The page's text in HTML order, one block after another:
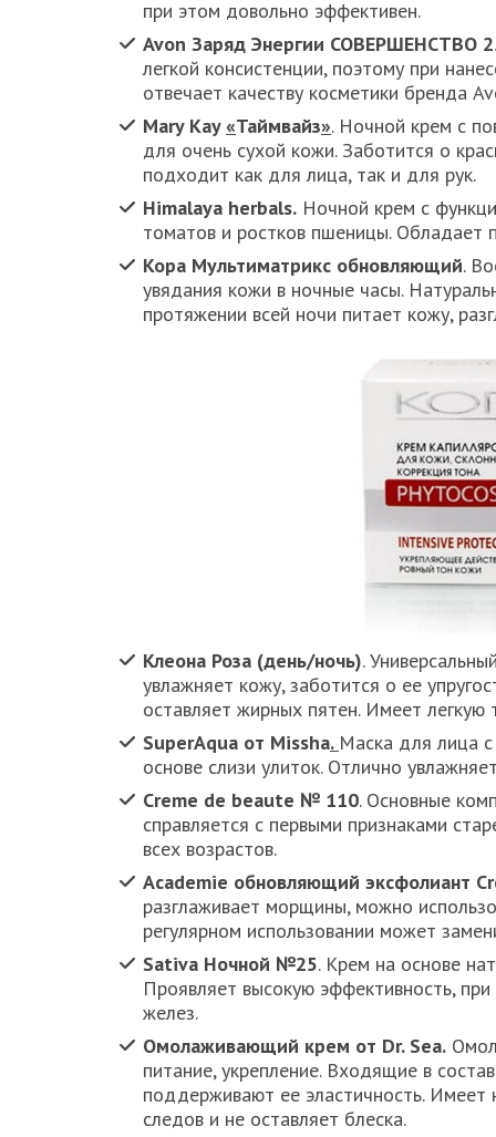
при этом довольно эффективен.
Avon Заряд Энергии СОВЕРШЕНСТВО
легкой консистенции, поэтому при
отвечает качеству косметики бренда
Mary Kay«Таймвайз». Ночной крем с
для очень сухой кожи. Заботится о
подходит как для лица, так и для рук.
Himalaya herbals. Ночной крем с
томатов и ростков пшеницы. Обладает
Кора Мультиматрикс обновляющий.
увядания кожи в ночные часы.
протяжении всей ночи питает кожу,
Клеона Роза (день/ночь).
увлажняет кожу, заботится о ее
оставляет жирных пятен. Имеет легкую
SuperAqua от Missha. Маска для лица
основе слизи улиток. Отлично
Creme de beaute № 110. Основные
справляется с первыми признаками
всех возрастов.
Academie обновляющий эксфолиант
разглаживает морщины, можно
регулярном использовании может
Sativa Ночной №25. Крем на основе
Проявляет высокую эффективность,
желез.
Омолаживающий крем от Dr. Sea.
питание, укрепление. Входящие в
поддерживают ее эластичность. Имеет
следов и не оставляет блеска.